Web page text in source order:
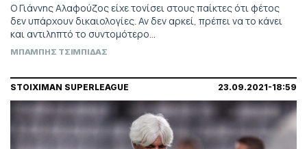
Ο Γιάννης Αλαφούζος είχε τονίσει στους παίκτες ότι φέτος
δεν υπάρχουν δικαιολογίες. Αν δεν αρκεί, πρέπει να το κάνει
και αντιληπτό το συντομότερο…
ΜΠΑΜΠΗΣ ΤΣΙΜΠΙΔΑΣ
STOIXIMAN SUPERLEAGUE 23.09.2021-18:59